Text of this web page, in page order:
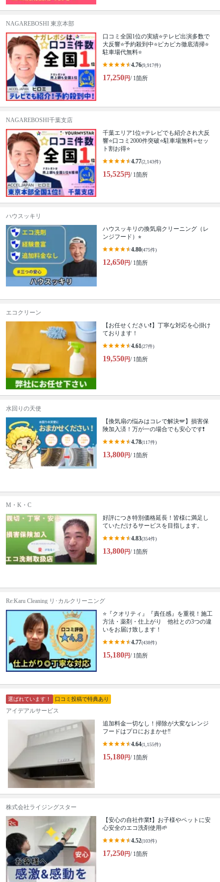
NAGAREBOSHI 東京本部
口コミ全国1位の実績⭐テレビ出演多数で
大反響⭐予約殺到中⭐ピカピカ徹底清掃⭐
駐車場代無料⭐
4.76(9,917件)
17,250円/ 1箇所
NAGAREBOSHI千葉支店
千葉エリア1位⭐テレビでも紹介され大反
響⭐️口コミ2000件突破⭐️駐車場無料⭐セッ
ト割お得⭐
4.77(2,143件)
15,525円/ 1箇所
ハウスッキリ
ハウスッキリの換気扇クリーニング（レ
ンジフード）⭐︎
4.80(475件)
12,650円/ 1箇所
エコクリーン
【お任せください❗️】丁寧な対応を心掛け
ております！
4.61(27件)
19,550円/ 1箇所
水回りの天使
【換気扇の悩みはコレで解決🪽】損害保
険加入済！万が一の場合でも安心です❗️
4.78(117件)
13,800円/ 1箇所
M・K・C
好評につき特別価格延長！皆様に満足し
ていただけるサービスを目指します。
4.83(354件)
13,800円/ 1箇所
Re:Karu Cleaning リ･カルクリーニング
⭐『クオリティ』『責任感』を重視！施工
方法・薬剤・仕上がり 他社との3つの違
いをお届け致します！
4.77(438件)
15,180円/ 1箇所
選ばれています！ 口コミ投稿で特典あり
アイデアルサービス
追加料金一切なし！掃除が大変なレンジ
フードはプロにおまかせ‼︎
4.64(1,155件)
15,180円/ 1箇所
株式会社ライジングスター
【安心の自社作業❗️】お子様やペットに安
心安全のエコ洗剤使用🌱
4.52(103件)
17,250円/ 1箇所